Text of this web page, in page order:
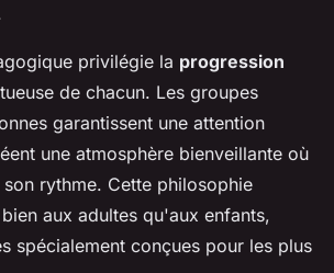
privilégie la progression
de chacun. Les groupes
garantissent une attention
une atmosphère bienveillante où
rythme. Cette philosophie
aux adultes qu'aux enfants,
spécialement conçues pour les plus